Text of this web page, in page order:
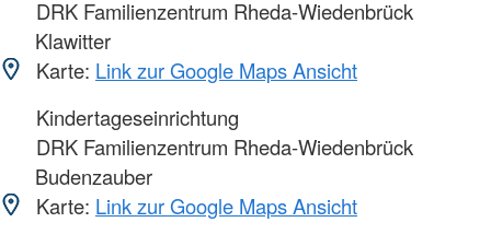
DRK Familienzentrum Rheda-Wiedenbrück
Klawitter
Karte: Link zur Google Maps Ansicht
Kindertageseinrichtung
DRK Familienzentrum Rheda-Wiedenbrück
Budenzauber
Karte: Link zur Google Maps Ansicht